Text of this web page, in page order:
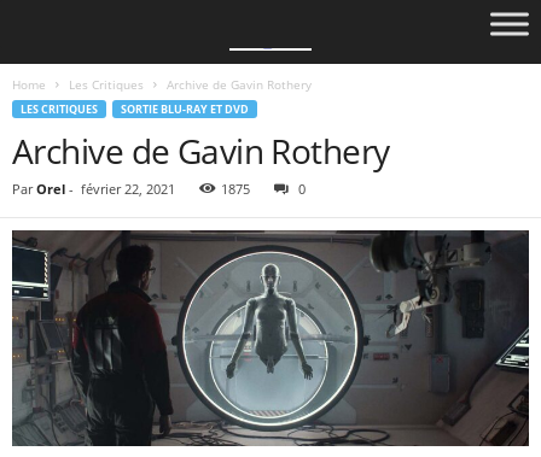
Home Les Critiques Archive de Gavin Rothery
LES CRITIQUES SORTIE BLU-RAY ET DVD
Archive de Gavin Rothery
Par Orel - février 22, 2021 1875 0